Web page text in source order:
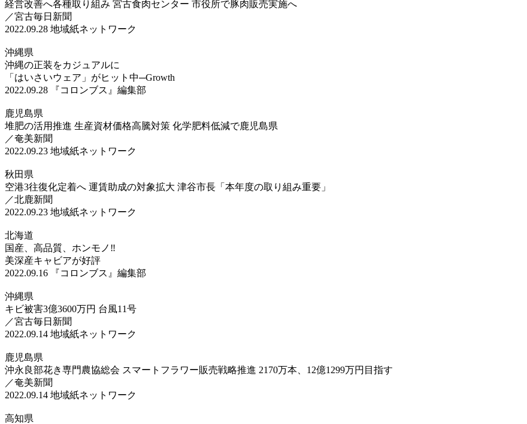
経営改善へ各種取り組み 宮古食肉センター 市役所で豚肉販売実施へ
／宮古毎日新聞
2022.09.28 地域紙ネットワーク
沖縄県
沖縄の正装をカジュアルに
「はいさいウェア」がヒット中─Growth
2022.09.28
『コロンブス』編集部
鹿児島県
堆肥の活用推進 生産資材価格高騰対策 化学肥料低減で鹿児島県
／奄美新聞
2022.09.23 地域紙ネットワーク
秋田県
空港3往復化定着へ 運賃助成の対象拡大 津谷市長「本年度の取り組み重要」
／北鹿新聞
2022.09.23 地域紙ネットワーク
北海道
国産、高品質、ホンモノ‼
美深産キャビアが好評
2022.09.16
『コロンブス』編集部
沖縄県
キビ被害3億3600万円 台風11号
／宮古毎日新聞
2022.09.14 地域紙ネットワーク
鹿児島県
沖永良部花き専門農協総会 スマートフラワー販売戦略推進 2170万本、12億1299万円目指す
／奄美新聞
2022.09.14 地域紙ネットワーク
高知県